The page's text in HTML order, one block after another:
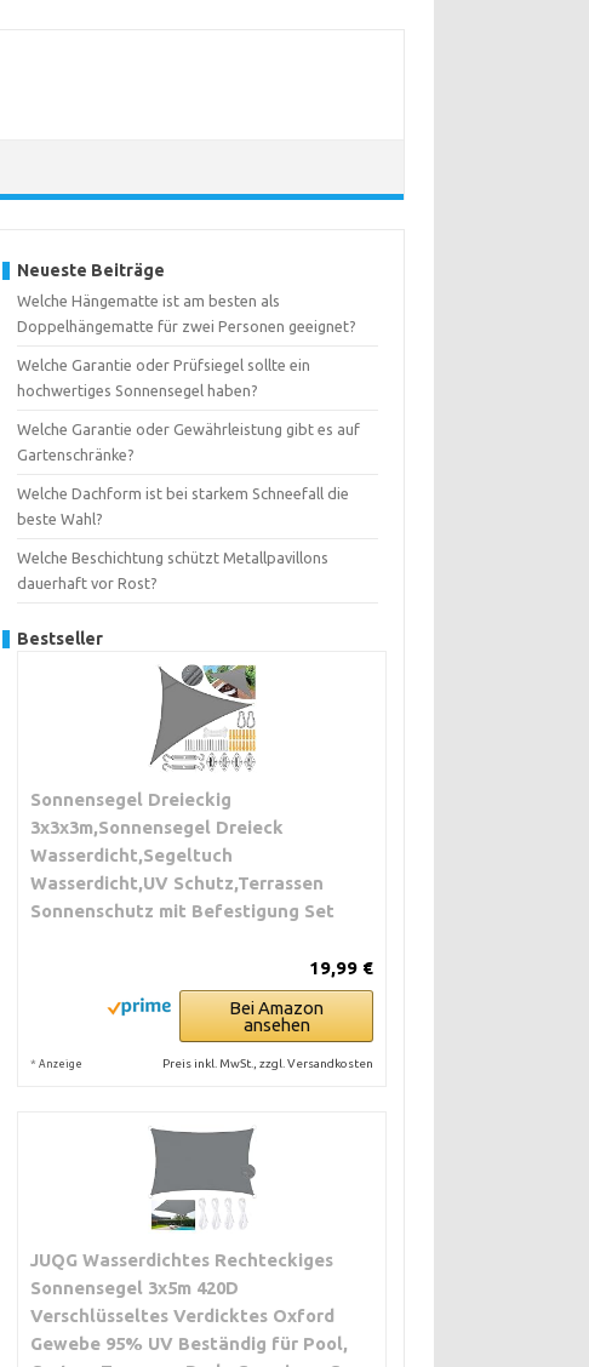
Neueste Beiträge
Welche Hängematte ist am besten als
Doppelhängematte für zwei Personen geeignet?
Welche Garantie oder Prüfsiegel sollte ein
hochwertiges Sonnensegel haben?
Welche Garantie oder Gewährleistung gibt es auf
Gartenschränke?
Welche Dachform ist bei starkem Schneefall die
beste Wahl?
Welche Beschichtung schützt Metallpavillons
dauerhaft vor Rost?
Bestseller
Sonnensegel Dreieckig
3x3x3m,Sonnensegel Dreieck
Wasserdicht,Segeltuch
Wasserdicht,UV Schutz,Terrassen
Sonnenschutz mit Befestigung Set
19,99 €
Bei Amazon
ansehen
* Anzeige Preis inkl. MwSt., zzgl. Versandkosten
JUQG Wasserdichtes Rechteckiges
Sonnensegel 3x5m 420D
Verschlüsseltes Verdicktes Oxford
Gewebe 95% UV Beständig für Pool,